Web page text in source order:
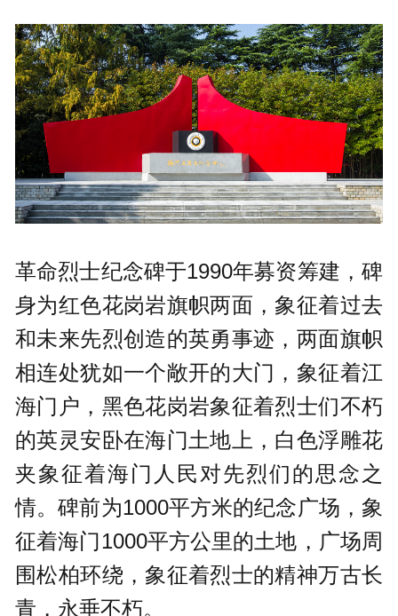
革命烈士纪念碑于1990年募资筹建，碑
身为红色花岗岩旗帜两面，象征着过去
和未来先烈创造的英勇事迹，两面旗帜
相连处犹如一个敞开的大门，象征着江
海门户，黑色花岗岩象征着烈士们不朽
的英灵安卧在海门土地上，白色浮雕花
夹象征着海门人民对先烈们的思念之
情。碑前为1000平方米的纪念广场，象
征着海门1000平方公里的土地，广场周
围松柏环绕，象征着烈士的精神万古长
青，永垂不朽。